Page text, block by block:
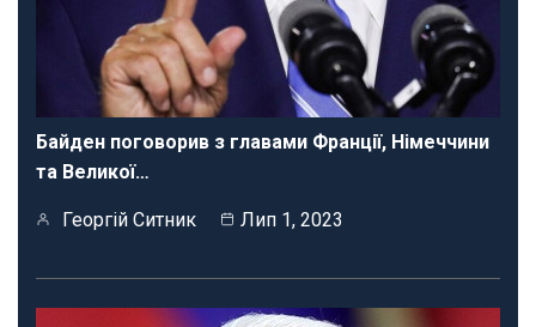
Байден поговорив з главами Франції, Німеччини
та Великої…
Георгій Ситник Лип 1, 2023